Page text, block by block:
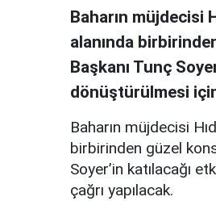
Baharın müjdecisi
alanında
Başkanı Tunç
dönüştürülmesi
Baharın müjdecisi
birbirinden güzel
Soyer’in katılacağı
çağrı yapılacak.